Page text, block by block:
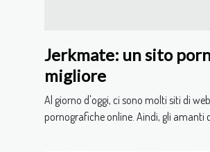
Jerkmate: un sito
migliore
Al giorno d'oggi, ci sono molti siti di
pornografiche online. Aindi, gli amanti